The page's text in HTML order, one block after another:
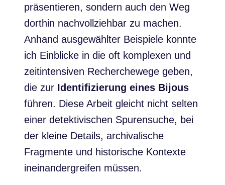
präsentieren, sondern auch den Weg
dorthin nachvollziehbar zu machen.
Anhand ausgewählter Beispiele konnte
ich Einblicke in die oft komplexen und
zeitintensiven Recherchewege geben,
die zur Identifizierung eines Bijous
führen. Diese Arbeit gleicht nicht selten
einer detektivischen Spurensuche, bei
der kleine Details, archivalische
Fragmente und historische Kontexte
ineinandergreifen müssen.